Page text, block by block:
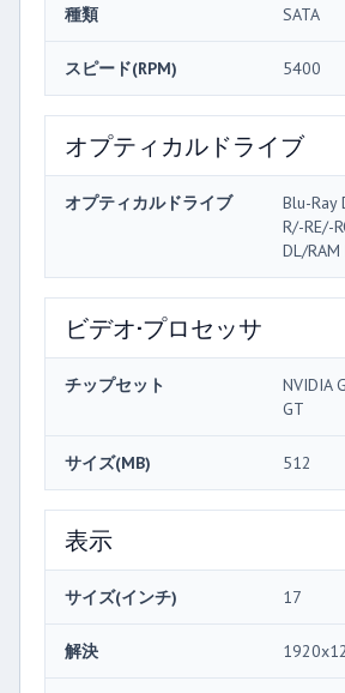
種類 SATA
スピード(RPM) 5400
オプティカルドライブ
オプティカルドライブ
Blu-Ray
R/-RE/-
DL/
ビデオ·プロセッサ
チップセット
NVIDIA
GT
サイズ(MB) 512
表示
サイズ(インチ) 17
解決